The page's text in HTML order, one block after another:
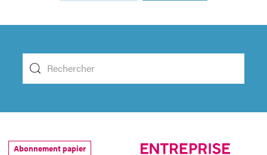
Abonnement papier